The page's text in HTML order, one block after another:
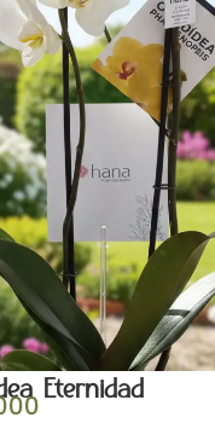
Eternidad